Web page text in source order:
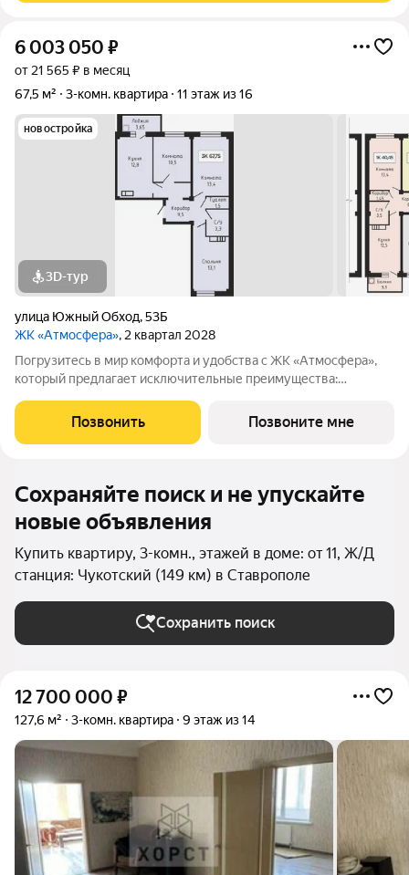
6 003 050 ₽
от 21 565 ₽ в месяц
67,5 м²
3-комн. квартира 11 этаж из 16
новостройка
3D-тур
улица Южный Обход,53Б
ЖК «Атмосфера», 2 квартал 2028
Погрузитесь в мир комфорта и удобства с ЖК «Атмосфера»,
который предлагает исключительные преимущества:
для вашей семьи в уютной атмосфере. Индивидуальное
отопление и тёплый пол: Настройте
Позвонить Позвоните мне
Сохраняйте поиск и не упускайте
новые объявления
Купить квартиру, 3-комн., этажей в доме: от 11, Ж/Д
станция: Чукотский (149 км) в Ставрополе
Сохранить поиск
12 700 000 ₽
127,6 м² 3-комн. квартира 9 этаж из 14